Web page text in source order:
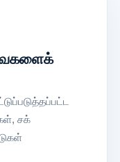
சக்